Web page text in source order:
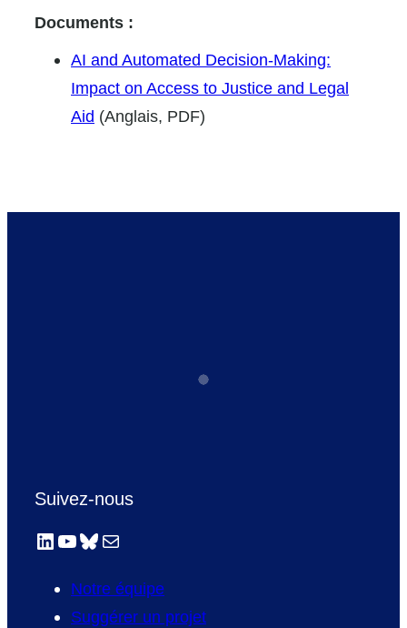
Documents :
AI and Automated Decision-Making:
Impact on Access to Justice and Legal
Aid (Anglais, PDF)
Suivez-nous
LinkedIn
YouTube
Bluesky
E-mail
Notre équipe
Suggérer un projet